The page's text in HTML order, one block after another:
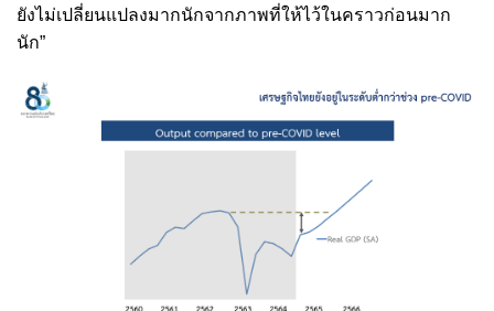
ยังไม่เปลี่ยนแปลงมากนักจากภาพที่ให้ไว้ในคราวก่อนมาก
นัก”